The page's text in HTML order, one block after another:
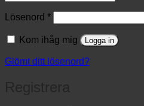
Lösenord *Obligatoriskt
Kom ihåg mig Logga in
Glömt ditt lösenord?